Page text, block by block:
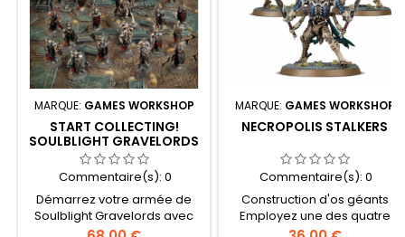
MARQUE: GAMES WORKSHOP
START COLLECTING!
SOULBLIGHT GRAVELORDS
Commentaire(s): 0
Démarrez votre armée de
Soulblight Gravelords avec
un noyau d'unités solides
MARQUE: GAMES WORKSHOP
NECROPOLIS STALKERS
Commentaire(s): 0
Construction d'os géants
Employez une des quatre
compétences au choix